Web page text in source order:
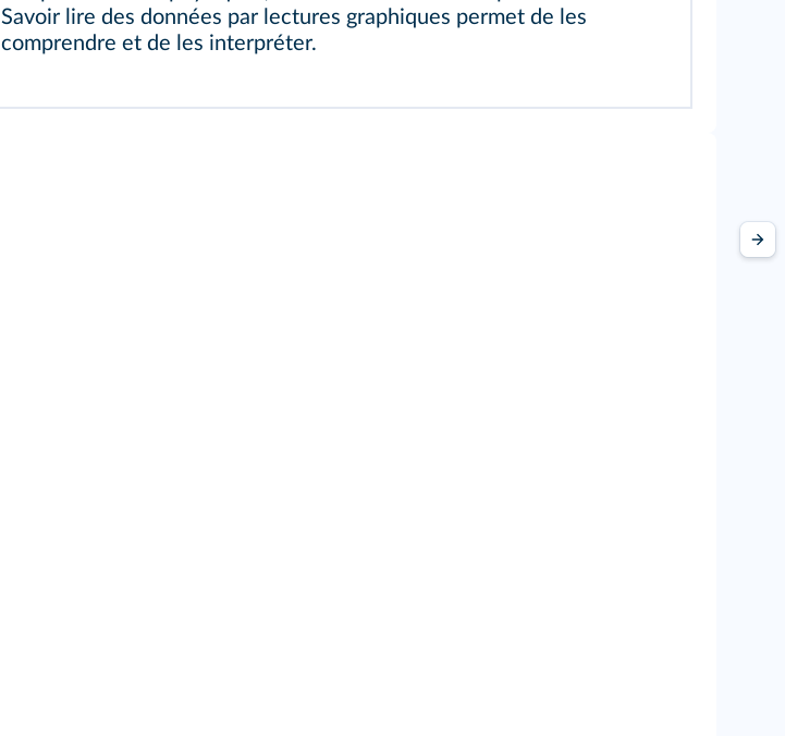
Savoir lire des données par lectures graphiques permet de les
comprendre et de les interpréter.